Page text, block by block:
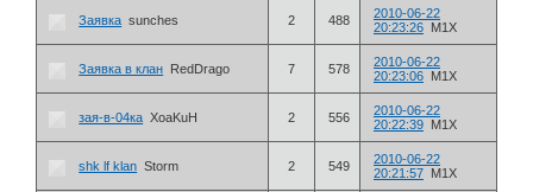
Заявка sunches 2 488
2010-06-22
20:23:26 M1X
Заявка в клан RedDrago 7 578
2010-06-22
20:23:06 M1X
зая-в-04ка XoaKuH 2 556
2010-06-22
20:22:39 M1X
shk lf klan Storm 2 549
2010-06-22
20:21:57 M1X